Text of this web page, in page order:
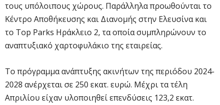
τους υπόλοιπους χώρους. Παράλληλα προωθούνται το
Κέντρο Αποθήκευσης και Διανομής στην Ελευσίνα και
το Top Parks Ηράκλειο 2, τα οποία συμπληρώνουν το
αναπτυξιακό χαρτοφυλάκιο της εταιρείας.
Το πρόγραμμα ανάπτυξης ακινήτων της περιόδου 2024-
2028 ανέρχεται σε 250 εκατ. ευρώ. Μέχρι τα τέλη
Απριλίου είχαν υλοποιηθεί επενδύσεις 123,2 εκατ.